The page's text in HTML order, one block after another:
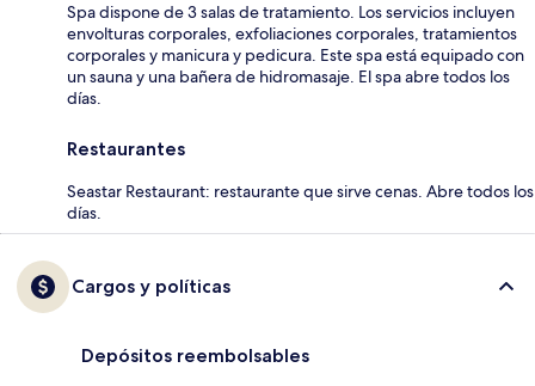
Spa dispone de 3 salas de tratamiento. Los servicios incluyen
envolturas corporales, exfoliaciones corporales, tratamientos
corporales y manicura y pedicura. Este spa está equipado con
un sauna y una bañera de hidromasaje. El spa abre todos los
días.
Restaurantes
Seastar Restaurant: restaurante que sirve cenas. Abre todos los
días.
Cargos y políticas
Depósitos reembolsables